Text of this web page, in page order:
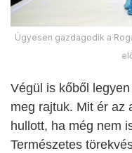
Ügyesen gazdagodik a
Végül is kőből
meg rajtuk. Mit ér az
hullott, ha még nem
Természetes